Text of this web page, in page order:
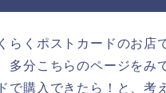
らくポストカードのお
多分こちらのページをみ
で購入できたら！と、考